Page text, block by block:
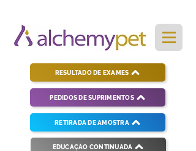
PEDIDOS DE SUPRIMENTOS
RESULTADO DE EXAMES
RETIRADA DE AMOSTRA
EDUCAÇÃO CONTINUADA